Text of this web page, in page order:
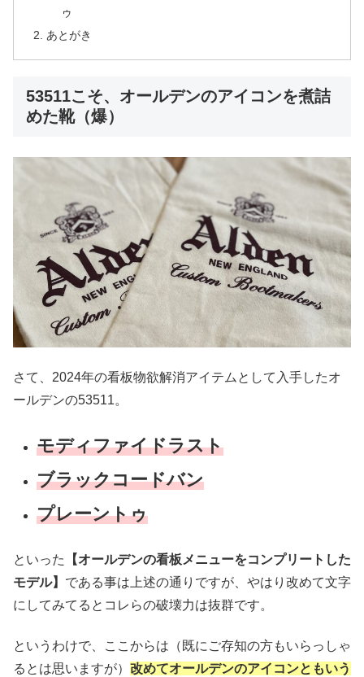
ゥ
あとがき
53511こそ、オールデンのアイコンを煮詰
めた靴（爆）
さて、2024年の看板物欲解消アイテムとして入手したオ
ールデンの53511。
モディファイドラスト
ブラックコードバン
プレーントゥ
といった
【オールデンの看板メニューをコンプリートした
モデル】 である事は上述の通りですが、やはり改めて文字
にしてみてるとコレらの破壊力は抜群です。
というわけで、ここからは（既にご存知の方もいらっしゃ
るとは思いますが） 改めてオールデンのアイコンともいう